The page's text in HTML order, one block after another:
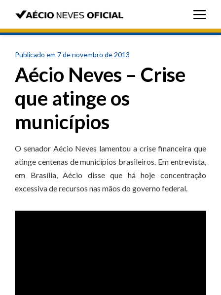
Publicado em 7 de novembro de 2013
Aécio Neves – Crise
que atinge os
municípios
O senador Aécio Neves lamentou a crise financeira que
atinge centenas de municípios brasileiros. Em entrevista,
em Brasília, Aécio disse que há hoje concentração
excessiva de recursos nas mãos do governo federal.